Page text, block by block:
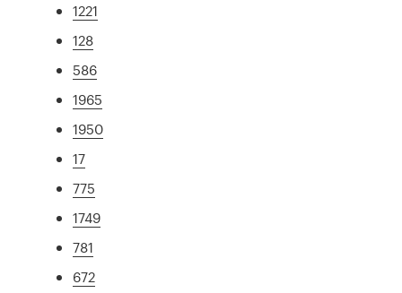
1221
128
586
1965
1950
17
775
1749
781
672